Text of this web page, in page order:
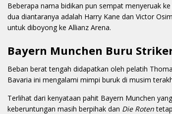
Beberapa nama bidikan pun sempat menyeruak
dua diantaranya adalah Harry Kane dan Victor
untuk diboyong ke Allianz Arena.
Bayern Munchen Buru
Beban berat tengah didapatkan oleh pelatih
Bavaria ini mengalami mimpi buruk di musim
Terlihat dari kenyataan pahit Bayern Munchen
keberuntungan masih berpihak dan Die Roten